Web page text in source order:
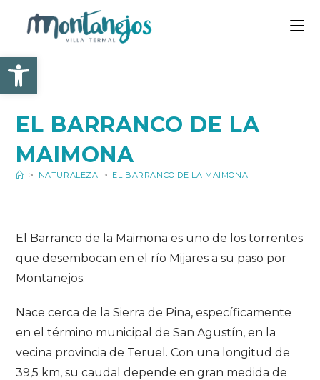
Abrir barra de
EL BARRANCO DE LA
MAIMONA
> NATURALEZA > EL BARRANCO DE LA MAIMONA
El Barranco de la Maimona es uno de los torrentes
que desembocan en el río Mijares a su paso por
Montanejos.
Nace cerca de la Sierra de Pina, específicamente
en el término municipal de San Agustín, en la
vecina provincia de Teruel. Con una longitud de
39,5 km, su caudal depende en gran medida de